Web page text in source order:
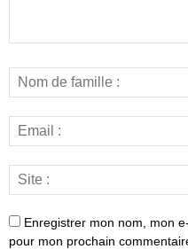
Enregistrer mon nom, mon
pour mon prochain